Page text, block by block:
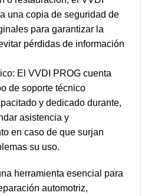
una copia de seguridad de
para garantizar la
pérdidas de información
El VVDI PROG cuenta
de soporte técnico
y dedicado durante,
asistencia y
en caso de que surjan
su uso.
herramienta esencial para
automotriz,